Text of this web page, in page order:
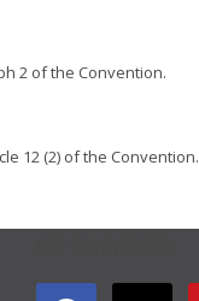
2 of the Convention.
12 (2) of the Convention.